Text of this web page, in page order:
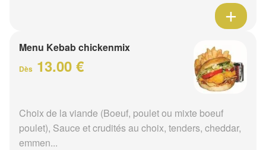
Menu Kebab chickenmix
Dès 13.00 €
Choix de la viande (Boeuf, poulet ou mixte boeuf
poulet), Sauce et crudités au choix, tenders, cheddar,
emmen...